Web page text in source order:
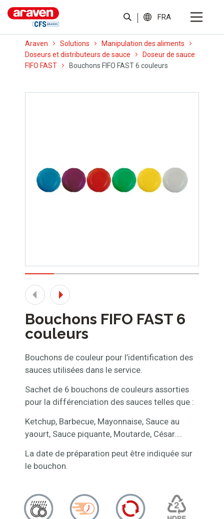
FRA
Araven Solutions
Manipulation des aliments
Doseurs et distributeurs de sauce
Doseur de sauce
FIFO FAST
Bouchons FIFO FAST 6 couleurs
Bouchons FIFO FAST 6
couleurs
Bouchons de couleur pour l’identification des
sauces utilisées dans le service.
Sachet de 6 bouchons de couleurs assorties
pour la différenciation des sauces telles que :
Ketchup, Barbecue, Mayonnaise, Sauce au
yaourt, Sauce piquante, Moutarde, César….
La date de préparation peut être indiquée sur
le bouchon.